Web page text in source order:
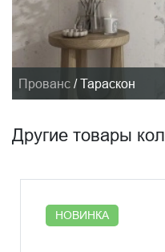
Прованс / Тараскон
Другие товары
НОВИНКА